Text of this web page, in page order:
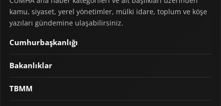
kamu, siyaset, yerel yönetimler, mülki idare, toplum ve köşe
yazıları gündemine ulaşabilirsiniz.
Cumhurbaşkanlığı
Bakanlıklar
TBMM